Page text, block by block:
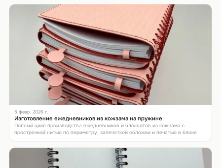
5 февр. 2026 г.
Изготовление ежедневников из кожзама на пружине
Полный цикл производства ежедневников и блокнотов из кожзама с
прострочкой нитью по периметру, запечаткой обложки и печатью в блоке